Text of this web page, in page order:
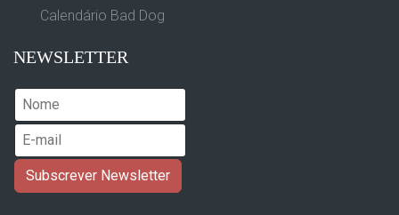
Calendário Bad Dog
NEWSLETTER